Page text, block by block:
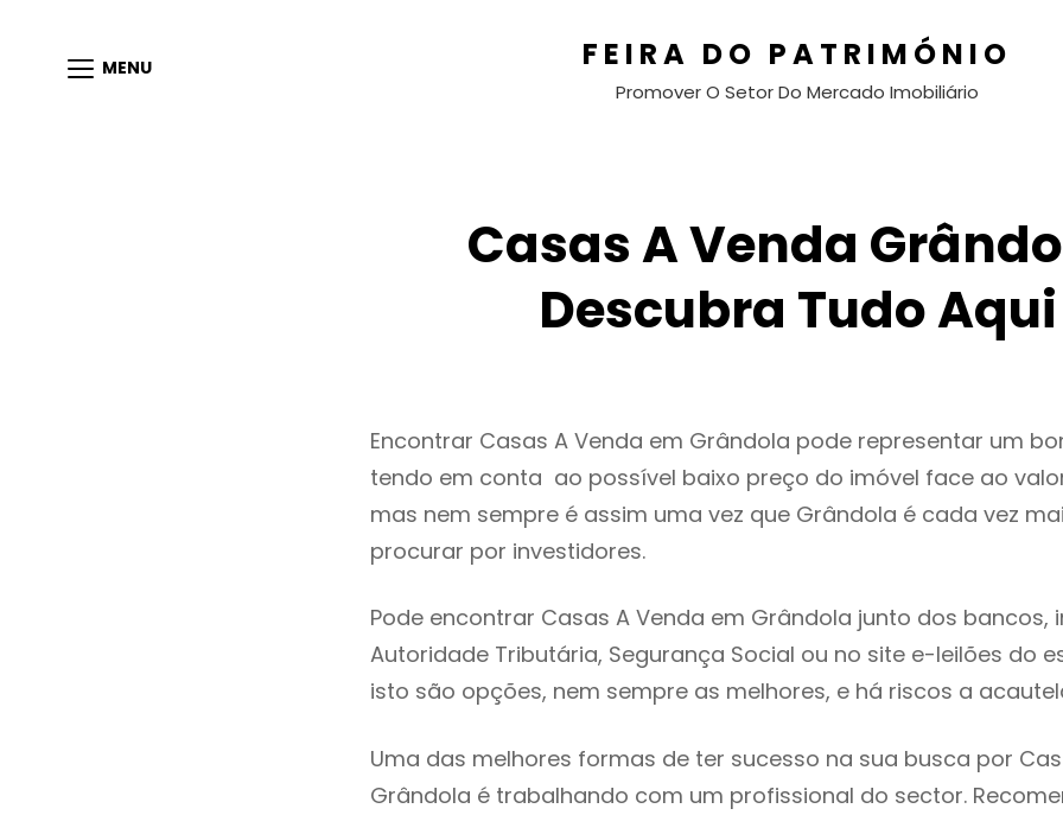
MENU FEIRA DO PATRIMÓNIO
Promover O Setor Do Mercado Imobiliário
Casas A Venda
Descubra Tudo Aqui
Encontrar Casas A Venda em Grândola pode representar um
tendo em conta ao possível baixo preço do imóvel face ao
mas nem sempre é assim uma vez que Grândola é cada vez
procurar por investidores.
Pode encontrar Casas A Venda em Grândola junto dos bancos,
Autoridade Tributária, Segurança Social ou no site e-leilões do
isto são opções, nem sempre as melhores, e há riscos a
Uma das melhores formas de ter sucesso na sua busca por
Grândola é trabalhando com um profissional do sector.